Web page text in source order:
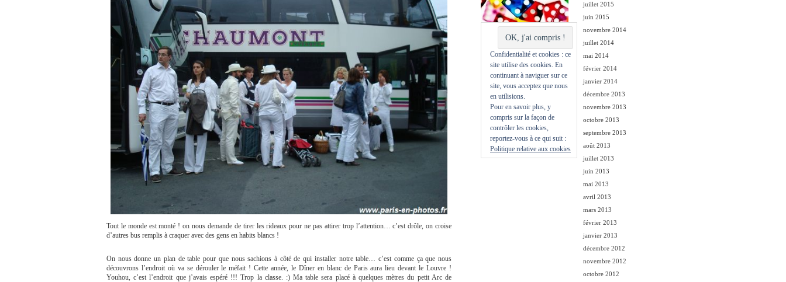
Tout le monde est monté ! on nous demande de tirer les rideaux pour ne pas attirer trop l’attention… c’est drôle, on croise
d’autres bus remplis à craquer avec des gens en habits blancs !
On nous donne un plan de table pour que nous sachions à côté de qui installer notre table… c’est comme ça que nous
découvrons l’endroit où va se dérouler le méfait ! Cette année, le Dîner en blanc de Paris aura lieu devant le Louvre !
Youhou, c’est l’endroit que j’avais espéré !!! Trop la classe. :) Ma table sera placé à quelques mètres du petit Arc de
Confidentialité et cookies : ce
site utilise des cookies. En
continuant à naviguer sur ce
site, vous acceptez que nous
en utilisions.
Pour en savoir plus, y
compris sur la façon de
contrôler les cookies,
reportez-vous à ce qui suit :
Politique relative aux cookies
juillet 2015
juin 2015
novembre 2014
juillet 2014
mai 2014
février 2014
janvier 2014
décembre 2013
novembre 2013
octobre 2013
septembre 2013
août 2013
juillet 2013
juin 2013
mai 2013
avril 2013
mars 2013
février 2013
janvier 2013
décembre 2012
novembre 2012
octobre 2012